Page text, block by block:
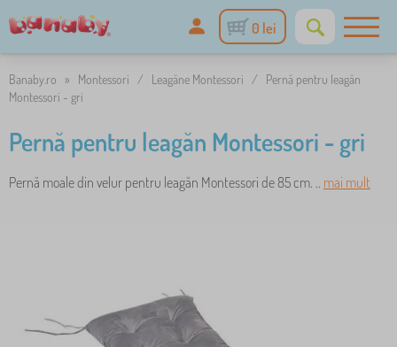
0 lei
Banaby.ro » Montessori / Leagăne Montessori /
Pernă pentru leagăn
Montessori - gri
Pernă pentru leagăn Montessori - gri
Pernă moale din velur pentru leagăn Montessori de 85 cm. .. mai mult